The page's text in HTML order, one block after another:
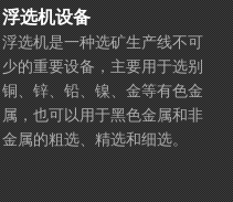
浮选机设备
浮选机是一种选矿生产线不可
少的重要设备，主要用于选别
铜、锌、铅、镍、金等有色金
属，也可以用于黑色金属和非
金属的粗选、精选和细选。